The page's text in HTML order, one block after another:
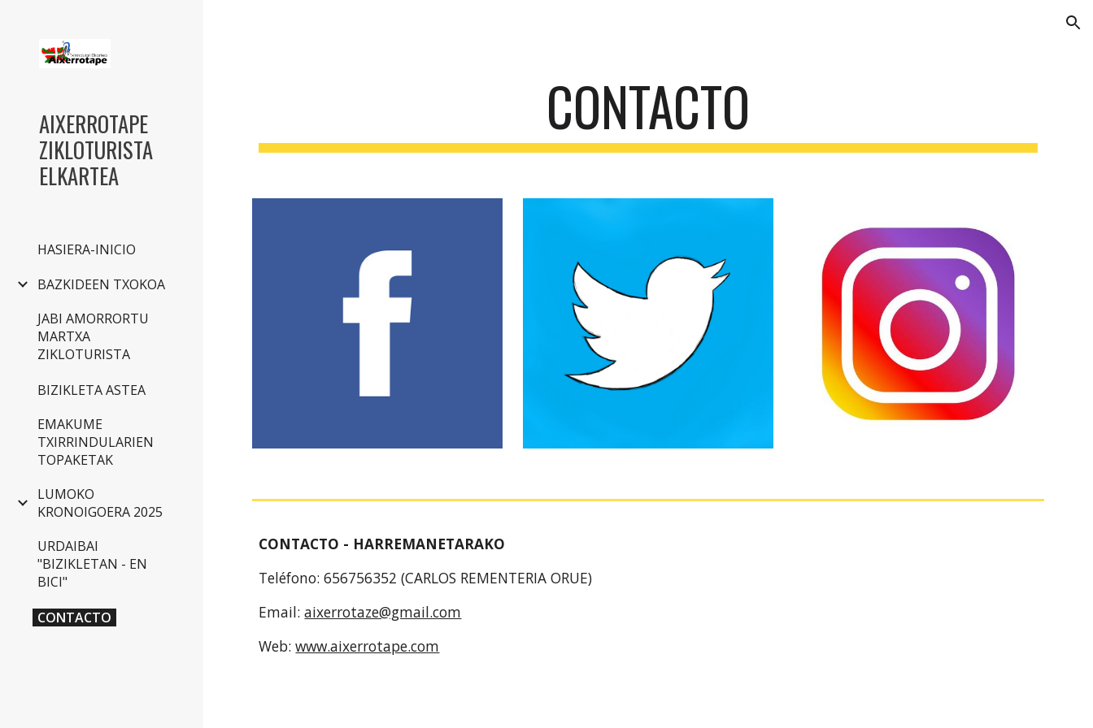
AIXERROTAPE
ZIKLOTURISTA
ELKARTEA
HASIERA-INICIO
BAZKIDEEN TXOKOA
JABI AMORRORTU
MARTXA
ZIKLOTURISTA
BIZIKLETA ASTEA
EMAKUME
TXIRRINDULARIEN
TOPAKETAK
LUMOKO
KRONOIGOERA 2025
URDAIBAI
"BIZIKLETAN - EN
BICI"
CONTACTO
CONTACTO
CONTACTO - HARREMANETARAKO
Teléfono: 656756352 (CARLOS REMENTERIA ORUE)
Email:aixerrotaze@gmail.com
Web:www.aixerrotape.com